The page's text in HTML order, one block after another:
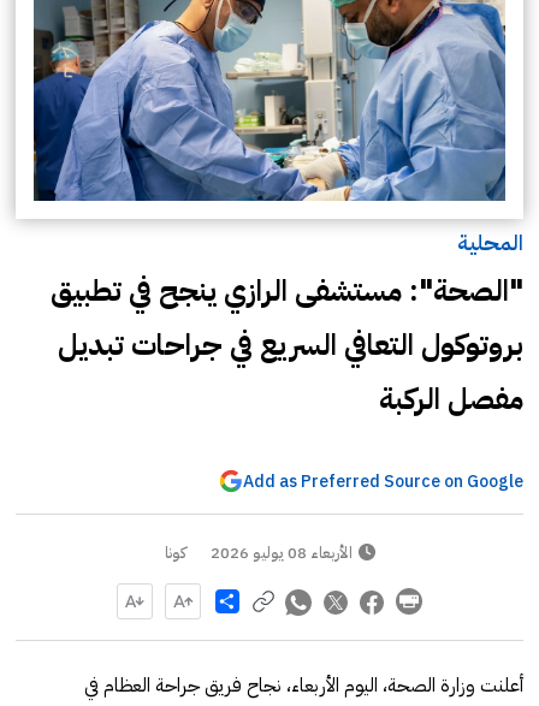
المحلية
"الصحة": مستشفى الرازي ينجح في تطبيق
بروتوكول التعافي السريع في جراحات تبديل
مفصل الركبة
Add as Preferred Source on Google
الأربعاء 08 يوليو 2026 كونا
Share
أعلنت وزارة الصحة، اليوم الأربعاء، نجاح فريق جراحة العظام في